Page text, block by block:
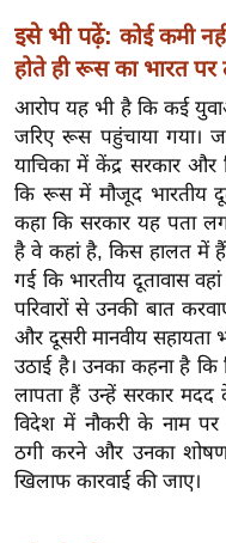
सा
हि
त्य
ज
ग
त
ऑ
टो
व
र्ल्ड
न्यू
ज
ब्री
फ
म
इसे भी पढ़ें: कोई कमी
होते ही रूस का भारत पर
आरोप यह भी है कि कई
जरिए रूस पहुंचाया गया।
याचिका में केंद्र सरकार और
कि रूस में मौजूद भारतीय
कहा कि सरकार यह पता
है वे कहां है, किस हालत में हैं
गई कि भारतीय दूतावास
परिवारों से उनकी बात
और दूसरी मानवीय सहायता
उठाई है। उनका कहना है
लापता हैं उन्हें सरकार मदद
विदेश में नौकरी के नाम
ठगी करने और उनका
खिलाफ कारवाई की जाए।